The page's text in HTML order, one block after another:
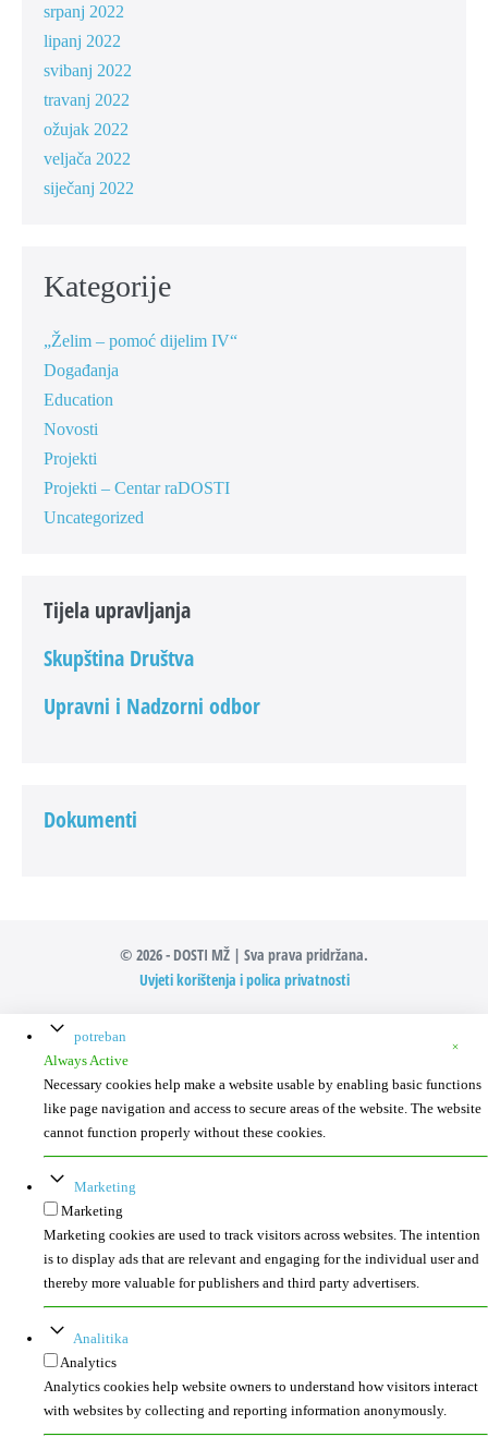
srpanj 2022
lipanj 2022
svibanj 2022
travanj 2022
ožujak 2022
veljača 2022
siječanj 2022
Kategorije
„Želim – pomoć dijelim IV“
Događanja
Education
Novosti
Projekti
Projekti – Centar raDOSTI
Uncategorized
Tijela upravljanja
Skupština Društva
Upravni i Nadzorni odbor
Dokumenti
© 2026 - DOSTI MŽ | Sva prava pridržana.
Uvjeti korištenja i polica privatnosti
potreban
Always Active
Necessary cookies help make a website usable by enabling basic functions
like page navigation and access to secure areas of the website. The website
cannot function properly without these cookies.
Marketing
Marketing
Marketing cookies are used to track visitors across websites. The intention
is to display ads that are relevant and engaging for the individual user and
thereby more valuable for publishers and third party advertisers.
Analitika
Analytics
Analytics cookies help website owners to understand how visitors interact
with websites by collecting and reporting information anonymously.